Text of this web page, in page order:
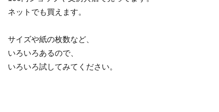
ネットでも買えます。
サイズや紙の枚数など、
いろいろあるので、
いろいろ試してみてください。